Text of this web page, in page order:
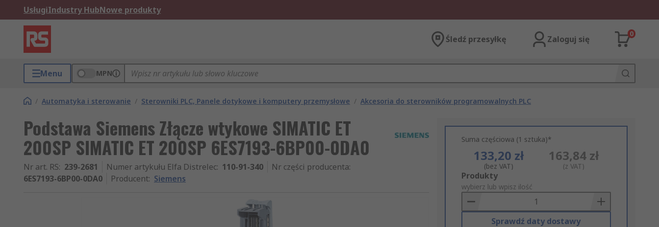
UsługiIndustry HubNowe produkty
Śledź przesyłkę Zaloguj się
0
Menu MPN
/ Automatyka i sterowanie / Sterowniki PLC, Panele dotykowe i komputery przemysłowe / Akcesoria do sterowników programowalnych PLC
Podstawa Siemens Złącze wtykowe SIMATIC ET
200SP SIMATIC ET 200SP 6ES7193-6BP00-0DA0
Nr art. RS: 239-2681 Numer artykułu Elfa Distrelec: 110-91-340 Nr części producenta:
6ES7193-6BP00-0DA0
Producent: Siemens
Suma częściowa (1 sztuka)*
133,20 zł
(bez VAT)
163,84 zł
(z VAT)
Add
to
Basket
Produkty
wybierz lub wpisz ilość
Sprawdź daty dostawy